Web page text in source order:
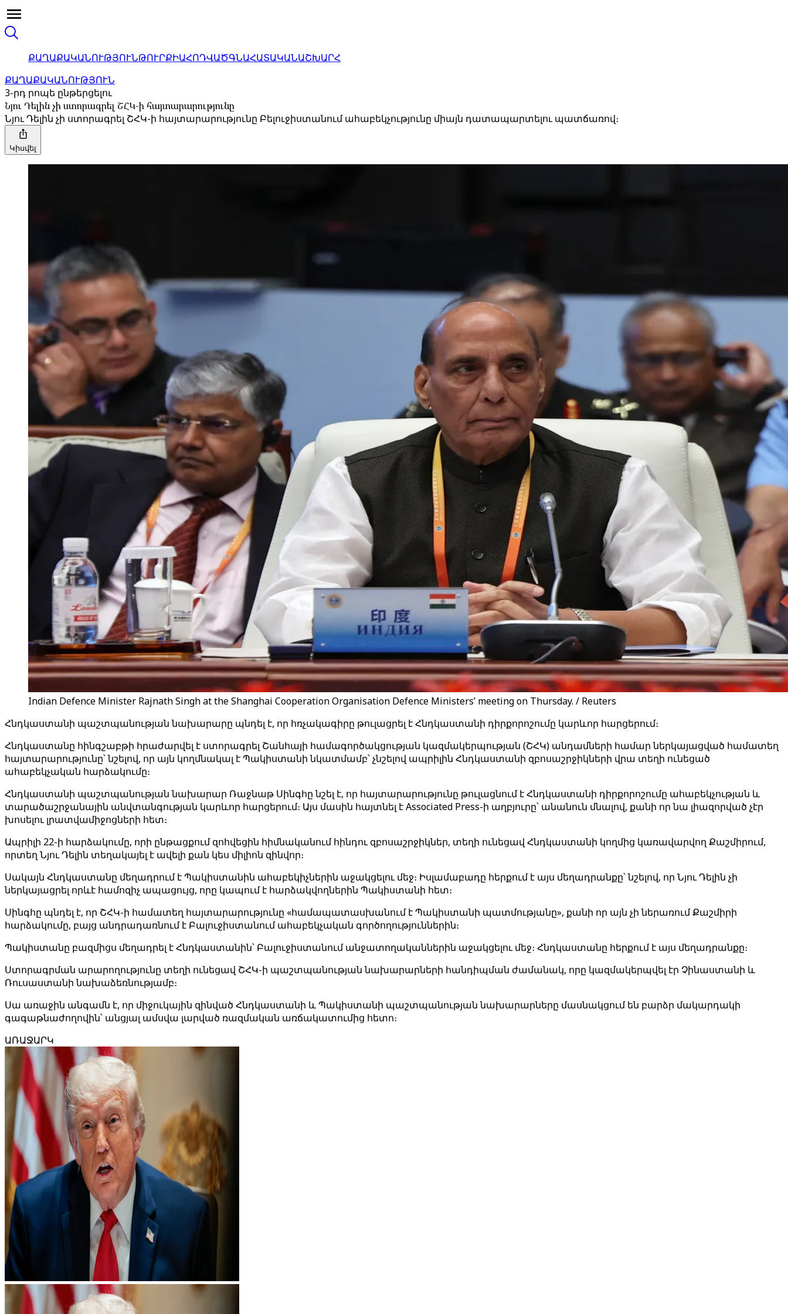
ՔԱՂԱՔԱԿԱՆՈՒԹՅՈՒՆԹՈՒՐՔԻԱՀՈԴՎԱԾԳՆԱՀԱՏԱԿԱՆԱՇԽԱՐՀ
ՔԱՂԱՔԱԿԱՆՈՒԹՅՈՒՆ
3-րդ րոպե ընթերցելու
Նյու Դելին չի ստորագրել ՇՀԿ-ի հայտարարությունը
Նյու Դելին չի ստորագրել ՇՀԿ-ի հայտարարությունը Բելուջիստանում ահաբեկչությունը միայն դատապարտելու պատճառով։
Կիսվել
Indian Defence Minister Rajnath Singh at the Shanghai Cooperation Organisation Defence Ministers’ meeting on Thursday. / Reuters
Հնդկաստանի պաշտպանության նախարարը պնդել է, որ հռչակագիրը թուլացրել է Հնդկաստանի դիրքորոշումը կարևոր հարցերում։
Հնդկաստանը հինգշաբթի հրաժարվել է ստորագրել Շանհայի համագործակցության կազմակերպության (ՇՀԿ) անդամների համար ներկայացված համատեղ
հայտարարությունը՝ նշելով, որ այն կողմնակալ է Պակիստանի նկատմամբ՝ չնշելով ապրիլին Հնդկաստանի զբոսաշրջիկների վրա տեղի ունեցած
ահաբեկչական հարձակումը։
Հնդկաստանի պաշտպանության նախարար Ռաջնաթ Սինգհը նշել է, որ հայտարարությունը թուլացնում է Հնդկաստանի դիրքորոշումը ահաբեկչության և
տարածաշրջանային անվտանգության կարևոր հարցերում։ Այս մասին հայտնել է Associated Press-ի աղբյուրը՝ անանուն մնալով, քանի որ նա լիազորված չէր
խոսելու լրատվամիջոցների հետ։
Ապրիլի 22-ի հարձակումը, որի ընթացքում զոհվեցին հիմնականում հինդու զբոսաշրջիկներ, տեղի ունեցավ Հնդկաստանի կողմից կառավարվող Քաշմիրում,
որտեղ Նյու Դելին տեղակայել է ավելի քան կես միլիոն զինվոր։
Սակայն Հնդկաստանը մեղադրում է Պակիստանին ահաբեկիչներին աջակցելու մեջ։ Իսլամաբադը հերքում է այս մեղադրանքը՝ նշելով, որ Նյու Դելին չի
ներկայացրել որևէ համոզիչ ապացույց, որը կապում է հարձակվողներին Պակիստանի հետ։
Սինգհը պնդել է, որ ՇՀԿ-ի համատեղ հայտարարությունը «համապատասխանում է Պակիստանի պատմությանը», քանի որ այն չի ներառում Քաշմիրի
հարձակումը, բայց անդրադառնում է Բալուջիստանում ահաբեկչական գործողություններին։
Պակիստանը բազմիցս մեղադրել է Հնդկաստանին՝ Բալուջիստանում անջատողականներին աջակցելու մեջ։ Հնդկաստանը հերքում է այս մեղադրանքը։
Ստորագրման արարողությունը տեղի ունեցավ ՇՀԿ-ի պաշտպանության նախարարների հանդիպման ժամանակ, որը կազմակերպվել էր Չինաստանի և
Ռուսաստանի նախաձեռնությամբ։
Սա առաջին անգամն է, որ միջուկային զինված Հնդկաստանի և Պակիստանի պաշտպանության նախարարները մասնակցում են բարձր մակարդակի
գագաթնաժողովին՝ անցյալ ամսվա լարված ռազմական առճակատումից հետո։
ԱՌԱՋԱՐԿ